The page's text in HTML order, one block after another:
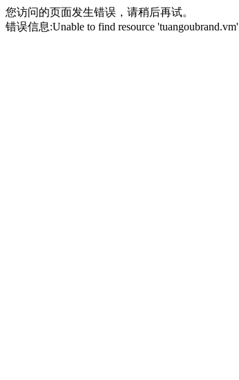
您访问的页面发生错误，请稍后再试。
错误信息:Unable to find resource 'tuangoubrand.vm'